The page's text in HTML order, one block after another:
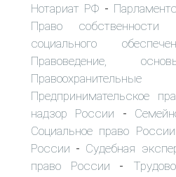
Нотариат РФ -
Право собственности
социального
Правоведение,
Предпринимательское
надзор России -
Социальное право России
России - Судебная
право России -